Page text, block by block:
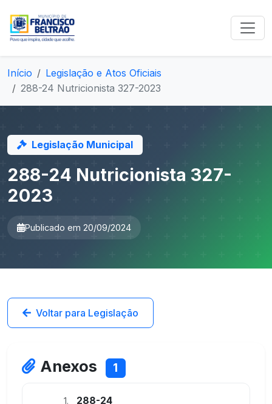
Início
Legislação e Atos Oficiais
288-24 Nutricionista 327-2023
Legislação Municipal
288-24 Nutricionista 327-
2023
Publicado em 20/09/2024
Voltar para Legislação
Anexos 1
1.
288-24